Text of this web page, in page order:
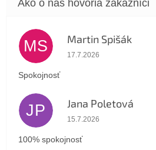
MS Martin Spišák
Hodnotenie obchodu je
17.7.2026
Spokojnosť
JP Jana Poletová
Hodnotenie obchodu je
15.7.2026
100% spokojnosť